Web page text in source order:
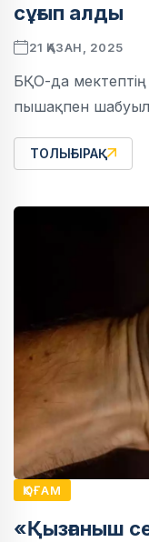
сұғып алды
21 ҚАЗАН, 2025
БҚО-да мектептің
пышақпен
ТОЛЫҒЫРАҚ
ҚОҒАМ
«Қызғаныш